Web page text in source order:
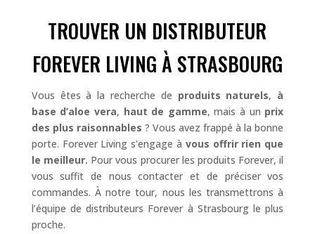
TROUVER UN DISTRIBUTEUR
FOREVER LIVING À STRASBOURG
Vous êtes à la recherche de produits naturels, à
base d’aloe vera, haut de gamme, mais à un prix
des plus raisonnables ? Vous avez frappé à la bonne
porte. Forever Living s’engage à vous offrir rien que
le meilleur. Pour vous procurer les produits Forever, il
vous suffit de nous contacter et de préciser vos
commandes. À notre tour, nous les transmettrons à
l’équipe de distributeurs Forever à Strasbourg le plus
proche.